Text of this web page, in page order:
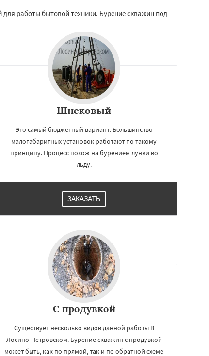
работы бытовой техники. Бурение скважин под
Шнековый
Это самый бюджетный вариант. Большинство
малогабаритных установок работают по такому
принципу. Процесс похож на бурением лунки во
льду.
ЗАКАЗАТЬ
С продувкой
Существует несколько видов данной работы В
Лосино-Петровском. Бурение скважин с продувкой
может быть, как по прямой, так и по обратной схеме